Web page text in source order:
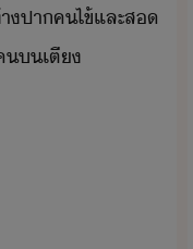
​ปา​คไข้​และ​ส​
​​เตี